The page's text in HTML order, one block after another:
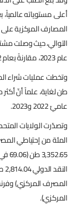
عام 2023، مقارنةً بعام 2022 حيث بلغت 1,081.9 طن.
عاميّ 2022 و2023.
المئة من إحتياطي
المركزي).